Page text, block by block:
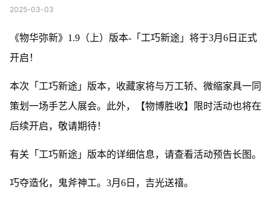
2025-03-03
《物华弥新》1.9（上）版本-「工巧新途」将于3月6日正式
开启！
本次「工巧新途」版本，收藏家将与万工轿、微缩家具一同
策划一场手艺人展会。此外，【物博胜收】限时活动也将在
后续开启，敬请期待！
有关「工巧新途」版本的详细信息，请查看活动预告长图。
巧夺造化，鬼斧神工。3月6日，吉光送禧。